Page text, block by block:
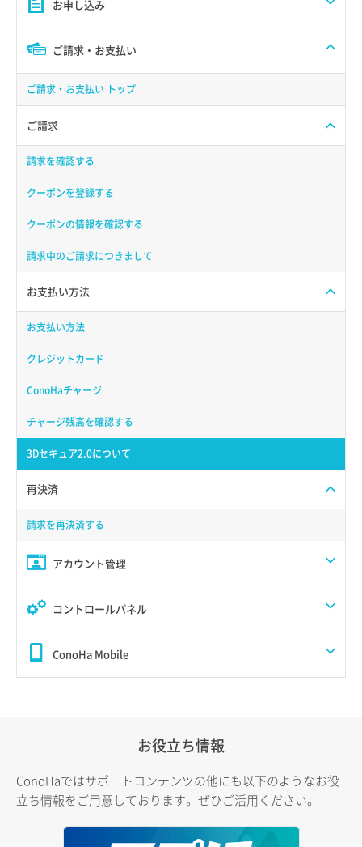
お申し込み
ご請求・お支払い
ご請求・お支払い トップ
ご請求
請求を確認する
クーポンを登録する
クーポンの情報を確認する
請求中のご請求につきまして
お支払い方法
お支払い方法
クレジットカード
ConoHaチャージ
チャージ残高を確認する
3Dセキュア2.0について
再決済
請求を再決済する
アカウント管理
コントロールパネル
ConoHa Mobile
お役立ち情報
ConoHaではサポートコンテンツの他にも以下のようなお役
立ち情報をご用意しております。ぜひご活用ください。